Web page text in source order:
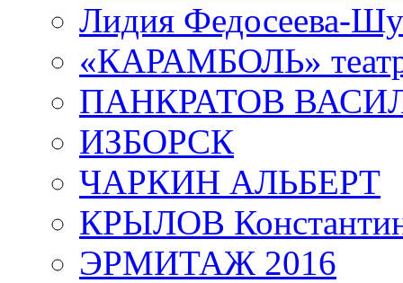
Лидия Федосеева-
«КАРАМБОЛЬ»
ПАНКРАТОВ
ИЗБОРСК
ЧАРКИН АЛЬБЕРТ
КРЫЛОВ
ЭРМИТАЖ 2016